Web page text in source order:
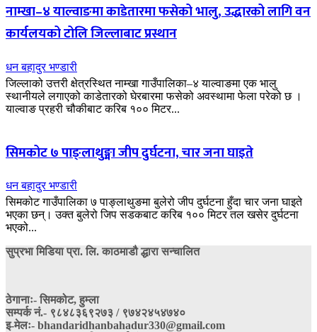
नाम्खा–४ याल्वाङमा काडेतारमा फसेको भालु, उद्धारको लागि वन
कार्यलयको टोलि जिल्लाबाट प्रस्थान
धन बहादुर भण्डारी
जिल्लाको उत्तरी क्षेत्रस्थित नाम्खा गाउँपालिका–४ याल्वाङमा एक भालु
स्थानीयले लगाएको काडेतारको घेरबारमा फसेको अवस्थामा फेला परेको छ ।
याल्वाङ प्रहरी चौकीबाट करिब १०० मिटर...
सिमकोट ७ पाङ्लाथुङ्मा जीप दुर्घटना, चार जना घाइते
धन बहादुर भण्डारी
सिमकोट गाउँपालिका ७ पाङ्लाथुङमा बुलेरो जीप दुर्घटना हुँदा चार जना घाइते
भएका छन्। उक्त बुलेरो जिप सडकबाट करिब १०० मिटर तल खसेर दुर्घटना
भएको...
सुप्रभा मिडिया प्रा. लि. काठमाडौ द्धारा सन्चालित
ठेगानाः- सिमकोट, हुम्ला
सम्पर्क नं‍.- ९८४८३६९२७३ / ९७४२४५४७४०
इ-मेलः- bhandaridhanbahadur330@gmail.com